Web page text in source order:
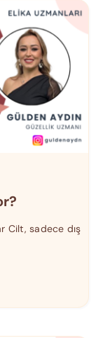
Cilt, sadece dış